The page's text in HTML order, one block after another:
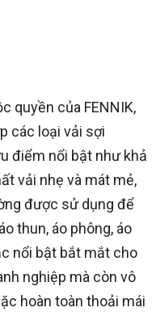
quyền của FENNIK,
các loại vải sợi
điểm nổi bật như khả
vải nhẹ và mát mẻ,
được sử dụng để
thun, áo phông, áo
nổi bật bắt mắt cho
nghiệp mà còn vô
hoàn toàn thoải mái